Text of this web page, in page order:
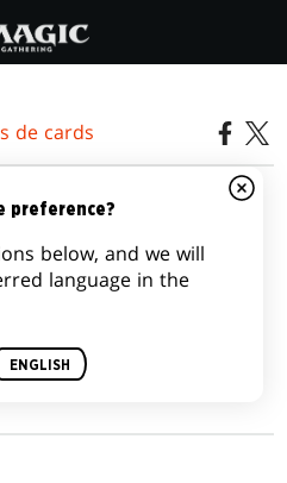
de cards
IMAGE
preference?
below, and we will
language in the
ENGLISH